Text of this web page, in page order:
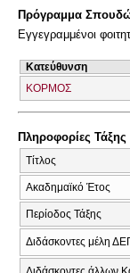
Πρόγραμμα
Εγγεγραμμένοι
Κατεύθυνση
ΚΟΡΜΟΣ
Πληροφορίες Τάξης
Τίτλος
Ακαδημαϊκό Έτος
Περίοδος Τάξης
Διδάσκοντες μέλη